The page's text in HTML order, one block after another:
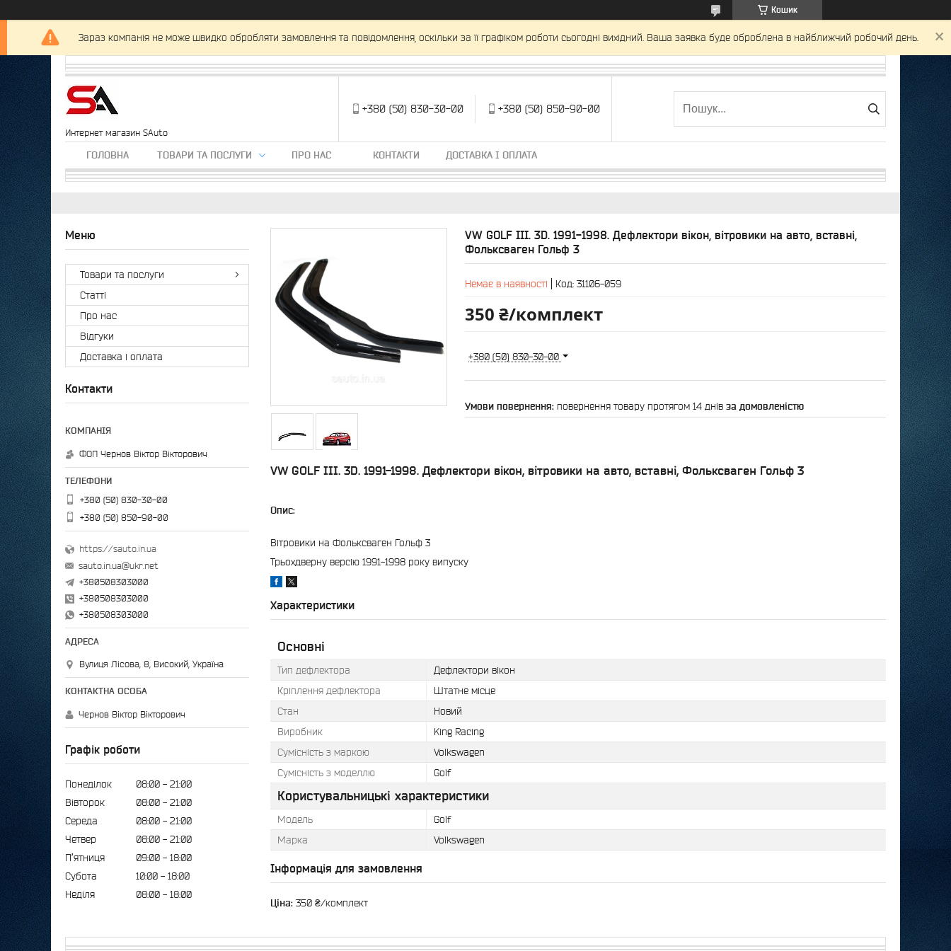
Кошик
Зараз компанія не може швидко обробляти замовлення та повідомлення, оскільки за її графіком роботи сьогодні вихідний. Ваша заявка буде оброблена в найближчий робочий день.
Интернет магазин SAuto
+380 (50) 830-30-00 +380 (50) 850-90-00
ГОЛОВНА ТОВАРИ ТА ПОСЛУГИ ПРО НАС КОНТАКТИ ДОСТАВКА І ОПЛАТА
VW GOLF III. 3D. 1991-1998. Дефлектори вікон, вітровики на авто, вставні,
Фольксваген Гольф 3
Немає в наявності Код: 31106-059
350 ₴/комплект
+380 (50) 830-30-00
повернення товару протягом 14 днів за домовленістю
VW GOLF III. 3D. 1991-1998. Дефлектори вікон, вітровики на авто, вставні, Фольксваген Гольф 3
Опис:
Вітровики на Фольксваген Гольф 3
Трьохдверну версію 1991-1998 року випуску
Характеристики
Основні
Тип дефлектора
Дефлектори вікон
Кріплення дефлектора
Штатне місце
Стан
Новий
Виробник
King Racing
Сумісність з маркою
Volkswagen
Сумісність з моделлю
Golf
Користувальницькі характеристики
Модель
Golf
Марка
Volkswagen
Інформація для замовлення
Ціна: 350 ₴/комплект
Товари та послуги
Статті
Про нас
Відгуки
Доставка і оплата
Контакти
ФОП Чернов Віктор Вікторович
+380 (50) 830-30-00
+380 (50) 850-90-00
https://sauto.in.ua
sauto.in.ua@ukr.net
+380508303000
+380508303000
+380508303000
Вулиця Лісова, 8, Високий, Україна
Чернов Віктор Вікторович
Графік роботи
Понеділок 08:00
21:00
Вівторок
08:00
21:00
Середа
08:00
21:00
Четвер
08:00
21:00
Пʼятниця
09:00
18:00
Субота
10:00
18:00
Неділя
08:00 18:00